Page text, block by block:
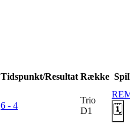
Tidspunkt/Resultat Række
6 - 4
Trio
D1
🗓️